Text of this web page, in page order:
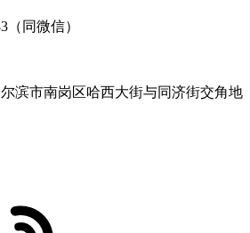
（同微信）
滨市南岗区哈西大街与同济街交角地